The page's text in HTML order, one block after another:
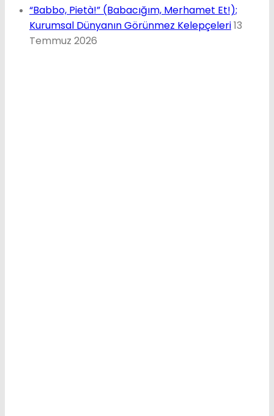
“Babbo, Pietà!” (Babacığım, Merhamet Et!);
Kurumsal Dünyanın Görünmez Kelepçeleri13
Temmuz 2026